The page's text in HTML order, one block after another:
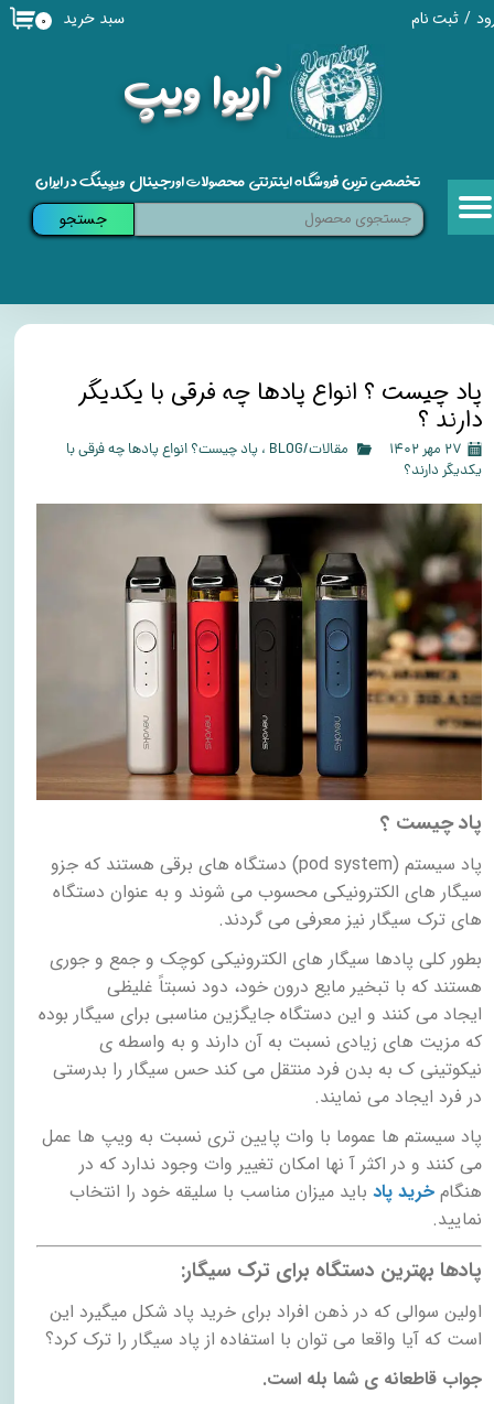
/ ثبت نام
حساب کاربری من
خروج از حساب کاربری
​آریوا ویپ
۰ سبد خرید
تخصصی ترین فروشگاه اینترنتی محصولات اورجینال ویپینگ در ایران
جستجو
پاد چیست ؟ انواع پادها چه فرقی با یکدیگر
دارند ؟
۲۷ مهر ۱۴۰۲ مقالات/BLOG ، پاد چیست؟ انواع پادها چه فرقی با
یکدیگر دارند؟
پاد چیست ؟
پاد سیستم (pod system) دستگاه های برقی هستند که جزو
سیگار های الکترونیکی محسوب می شوند و به عنوان دستگاه
های ترک سیگار نیز معرفی می گردند.
بطور کلی پادها سیگار های الکترونیکی کوچک و جمع و جوری
هستند که با تبخیر مایع درون خود، دود نسبتاً غلیظی
ایجاد می کنند و این دستگاه جایگزین مناسبی برای سیگار بوده
که مزیت های زیادی نسبت به آن دارند و به واسطه ی
نیکوتینی ک به بدن فرد منتقل می کند حس سیگار را بدرستی
در فرد ایجاد می نمایند.
پاد سیستم ها عموما با وات پایین تری نسبت به ویپ ها عمل
می کنند و در اکثر آ نها امکان تغییر وات وجود ندارد که در
هنگامخرید پادباید میزان مناسب با سلیقه خود را انتخاب
نمایید.
پادها بهترین دستگاه برای ترک سیگار:
اولین سوالی که در ذهن افراد برای خرید پاد شکل میگیرد این
است که آیا واقعا می توان با استفاده از پاد سیگار را ترک کرد؟
جواب قاطعانه ی شما بله است.